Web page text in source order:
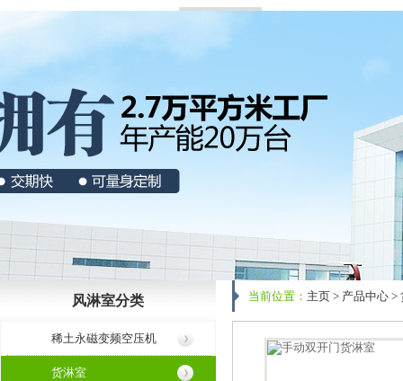
风淋室分类
稀土永磁变频空压机
货淋室
当前位置： 主页 > 产品中心 >